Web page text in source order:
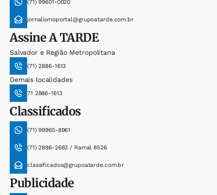
(71) 99601-0020
jornalismoportal@grupoatarde.com.br
AssineA TARDE
Salvador e Região Metropolitana
(71) 2886-1613
Demais localidades
71 2886-1613
Classificados
(71) 99965-8961
(71) 2886-2683 / Ramal 8526
classificados@grupoatarde.com.br
Publicidade